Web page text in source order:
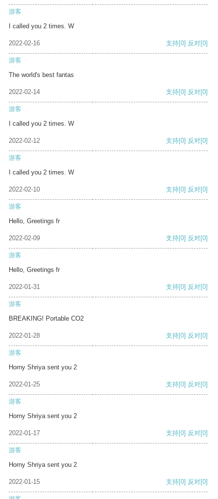
游客
I called you 2 times. W
2022-02-16 支持[0] 反对[0]
游客
The world's best fantas
2022-02-14 支持[0] 反对[0]
游客
I called you 2 times. W
2022-02-12 支持[0] 反对[0]
游客
I called you 2 times. W
2022-02-10 支持[0] 反对[0]
游客
Hello, Greetings fr
2022-02-09 支持[0] 反对[0]
游客
Hello, Greetings fr
2022-01-31 支持[0] 反对[0]
游客
BREAKING! Portable CO2
2022-01-28 支持[0] 反对[0]
游客
Horny Shriya sent you 2
2022-01-25 支持[0] 反对[0]
游客
Horny Shriya sent you 2
2022-01-17 支持[0] 反对[0]
游客
Horny Shriya sent you 2
2022-01-15 支持[0] 反对[0]